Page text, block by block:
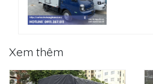
Xem thêm